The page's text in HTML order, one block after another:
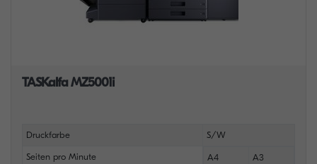
TASKalfa MZ5001i
Druckfarbe S/W
Seiten pro Minute A4 A3